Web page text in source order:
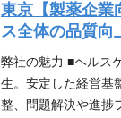
導入の設計開発の経
のシステム導入経験
員として】製薬企業
提供している会社で
東京【製薬企業
ス全体の品質向
弊社の魅力 ■ヘルス
生。安定した経営基
整、問題解決や進捗